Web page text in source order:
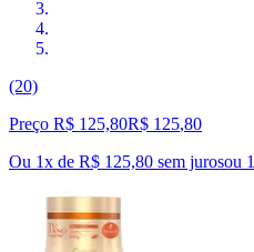
(20)
Preço R$ 125,80R$ 125,80
Ou 1x de R$ 125,80 sem jurosou 1